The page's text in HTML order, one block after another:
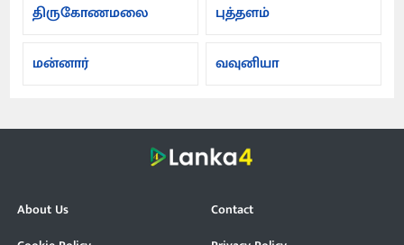
திருகோணமலை புத்தளம்
மன்னார் வவுனியா
About Us
Contact